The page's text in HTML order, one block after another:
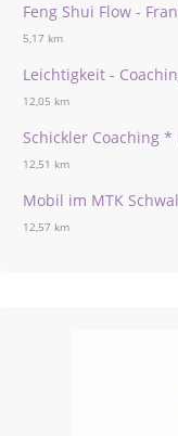
Feng Shui Flow -
5,17 km
Leichtigkeit -
12,05 km
Schickler Coaching
12,51 km
Mobil im MTK
12,57 km